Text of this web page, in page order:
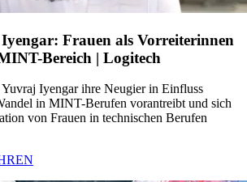
Frauen als Vorreiterinnen
Bereich | Logitech
Iyengar ihre Neugier in Einfluss
in MINT-Berufen vorantreibt und sich
von Frauen in technischen Berufen